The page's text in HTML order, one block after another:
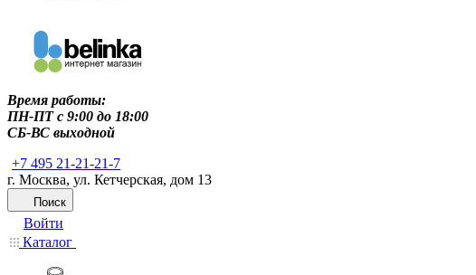
Время работы:
ПН-ПТ c 9:00 до 18:00
СБ-ВС выходной
+7 495 21-21-21-7
г. Москва, ул. Кетчерская, дом 13
Поиск
Войти
Каталог